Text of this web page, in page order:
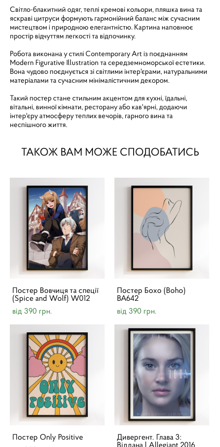
Світло-блакитний одяг, теплі кремові кольори, пляшка вина та
яскраві цитруси формують гармонійний баланс між сучасним
мистецтвом і природною елегантністю. Картина наповнює
простір відчуттям легкості та відпочинку.
Робота виконана у стилі Contemporary Art із поєднанням
Modern Figurative Illustration та середземноморської естетики.
Вона чудово поєднується зі світлими інтер'єрами, натуральними
матеріалами та сучасним мінімалістичним декором.
Такий постер стане стильним акцентом для кухні, їдальні,
вітальні, винної кімнати, ресторану або кав'ярні, додаючи
інтер'єру атмосферу теплих вечорів, гарного вина та
неспішного життя.
ТАКОЖ ВАМ МОЖЕ СПОДОБАТИСЬ
Постер Вовчиця та спеції
(Spice and Wolf) W012
від 390 грн.
Постер Бохо (Boho)
BA642
від 390 грн.
Постер Only Positive
Дивергент. Глава 3:
Віддана | Allegiant 2016